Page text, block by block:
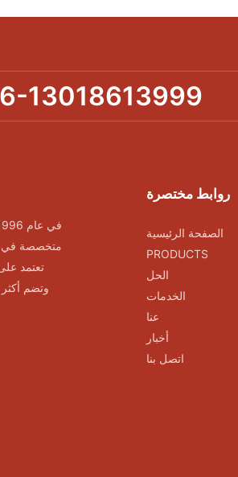
13018613999
متخصصة في
روابط مختصرة
الصفحة الرئيسية
PRODUCTS
الحل
الخدمات
عنا
أخبار
اتصل بنا